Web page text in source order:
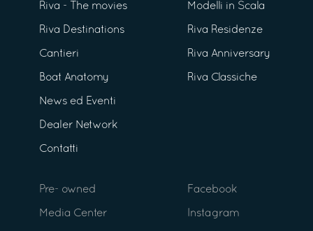
Riva - The movies
Riva Destinations
Cantieri
Boat Anatomy
News ed Eventi
Dealer Network
Contatti
Modelli in Scala
Riva Residenze
Riva Anniversary
Riva Classiche
Pre- owned
Media Center
Facebook
Instagram